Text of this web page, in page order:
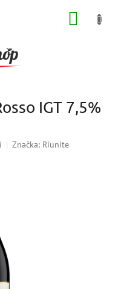
IGT 7,5%
Značka: Riunite